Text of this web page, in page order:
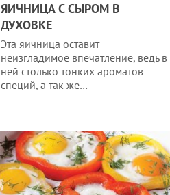
ЯИЧНИЦА С СЫРОМ В
ДУХОВКЕ
Эта яичница оставит
неизгладимое впечатление, ведь в
ней столько тонких ароматов
специй, а так же…